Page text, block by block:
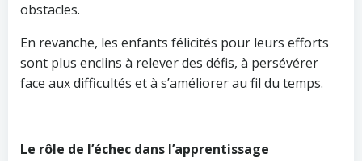
obstacles.
En revanche, les enfants félicités pour leurs efforts
sont plus enclins à relever des défis, à persévérer
face aux difficultés et à s’améliorer au fil du temps.
Le rôle de l’échec dans l’apprentissage